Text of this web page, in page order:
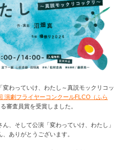
わっていけ、わたし～真説モックリコッ
演劇フライヤーコンクールFLCO（ふら
審査員賞を受賞しました。
、そして公演「変わっていけ、わたし」
ありがとうございます。